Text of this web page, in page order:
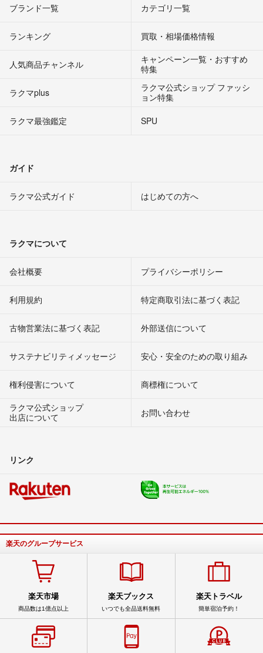
ブランド一覧 カテゴリ一覧
ランキング 買取・相場価格情報
人気商品チャンネル
キャンペーン一覧・おすすめ
特集
ラクマplus
ラクマ公式ショップ ファッシ
ョン特集
ラクマ最強鑑定
SPU
ガイド
ラクマ公式ガイド はじめての方へ
ラクマについて
会社概要 プライバシーポリシー
利用規約 特定商取引法に基づく表記
古物営業法に基づく表記 外部送信について
サステナビリティメッセージ 安心・安全のための取り組み
権利侵害について
商標権について
ラクマ公式ショップ
出店について
お問い合わせ
リンク
楽天のグループサービス
楽天市場
商品数は1億点以上
楽天ブックス
いつでも全品送料無料
楽天トラベル
簡単宿泊予約！